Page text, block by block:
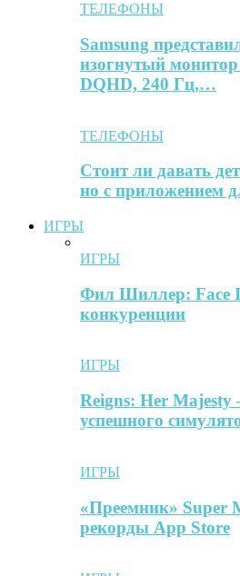
ТЕЛЕФОНЫ
Samsung
изогнутый
DQHD, 240 Гц,…
ТЕЛЕФОНЫ
Стоит ли давать
но с приложением
ИГРЫ
ИГРЫ
Фил Шиллер: Face
конкуренции
ИГРЫ
Reigns: Her
успешного
ИГРЫ
«Преемник» Super
рекорды App Store